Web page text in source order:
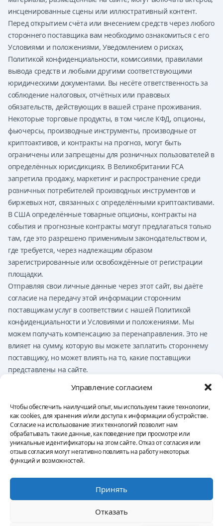
Управление согласием
Чтобы обеспечить наилучший опыт, мы используем такие технологии,
как cookies, для хранения и/или доступа к информации об устройстве.
Согласие на использование этих технологий позволит нам
обрабатывать такие данные, как поведение при просмотре или
уникальные идентификаторы на этом сайте. Отказ от согласия или
отзыв согласия могут негативно повлиять на работу некоторых
функций и возможностей.
Принять
Отказать
инсценированные сцены или иллюстративный контент.
Перед открытием счёта или внесением средств через любого
стороннего поставщика вам необходимо ознакомиться с его
Условиями и положениями, Уведомлением о рисках,
Политикой конфиденциальности, комиссиями, правилами
вывода средств и любыми другими соответствующими
юридическими документами. Вы несёте ответственность за
соблюдение налоговых, отчётных или правовых
обязательств, действующих в вашей стране проживания.
Некоторые торговые продукты, в том числе КФД, опционы,
фьючерсы, производные инструменты, производные от
криптоактивов, и контракты на прогноз, могут быть
ограничены или запрещены для розничных пользователей в
определённых юрисдикциях. В Великобритании FCA
запретила продажу, маркетинг и распространение среди
розничных потребителей производных инструментов и
биржевых нот, связанных с определёнными криптоактивами.
В США определённые товарные опционы, контракты на
события и прогнозные контракты могут предлагаться только
там, где это разрешено применимым законодательством и,
где требуется, через надлежащим образом
зарегистрированные или освобождённые от регистрации
площадки.
Отправляя свои личные данные через этот сайт, вы даёте
согласие на передачу этой информации сторонним
поставщикам услуг в соответствии с нашей Политикой
конфиденциальности и Условиями и положениями. Мы
можем получать компенсацию за перенаправления. Это не
влияет на сумму, которую вы можете заплатить стороннему
поставщику, но может влиять на то, какие поставщики
представлены на сайте.
финансовый совет, инвестиционный совет, юридический
совет, налоговый совет или рекомендацию по покупке,
продаже или торговле каким-либо финансовым продуктом.
Вы несёте исключительную ответственность за свои
решения.
Политика конфиденциальности Условия и положения
Отказ от ответственности
Политика использования файлов cookie